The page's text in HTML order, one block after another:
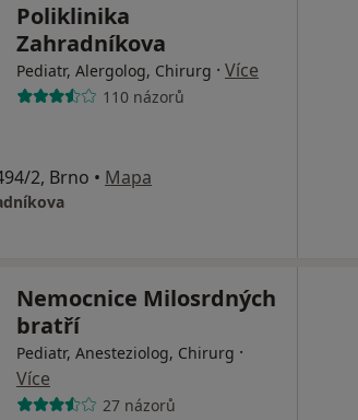
Poliklinika
Zahradníkova
Pediatr, Alergolog, Chirurg · Více
110 názorů
2, Brno • Mapa
Nemocnice Milosrdných
bratří
Pediatr, Anesteziolog, Chirurg ·
Více
27 názorů